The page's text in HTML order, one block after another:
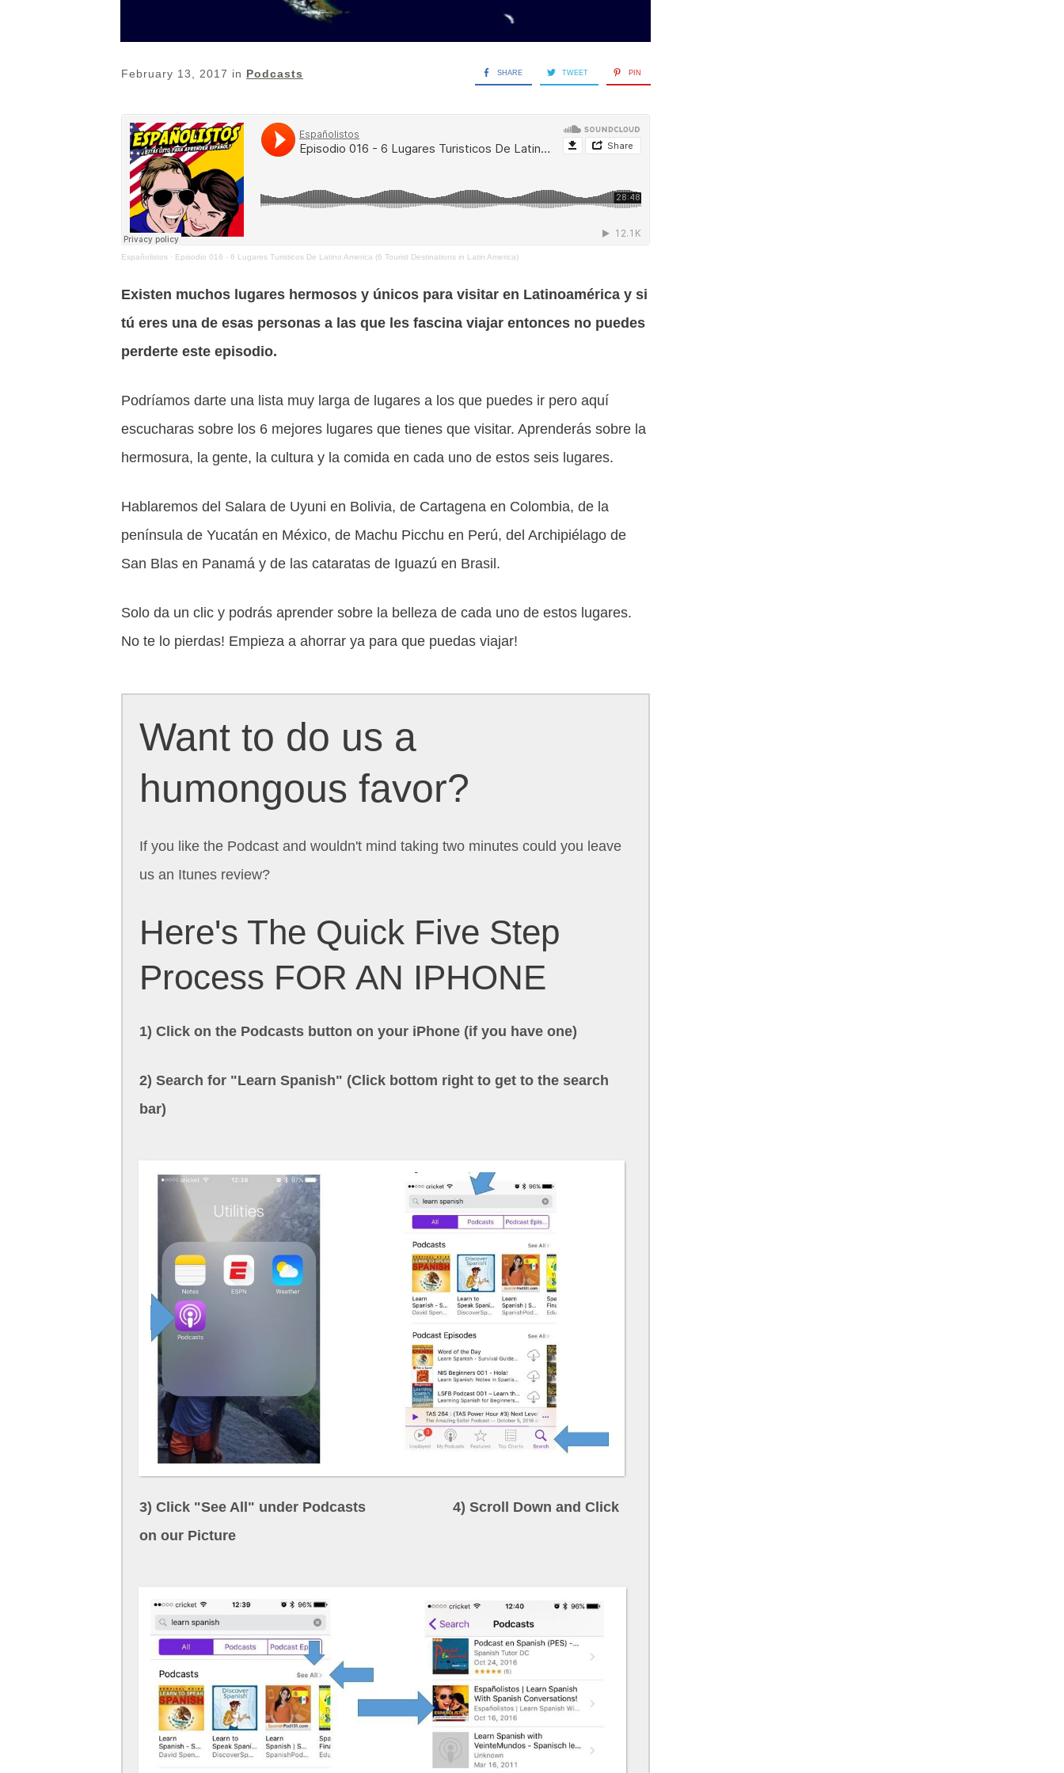
February 13, 2017 in Podcasts SHARE TWEET PIN
Españolistos · Episodio 016 - 6 Lugares Turisticos De Latino America (6 Tourist Destinations in Latin America)
Existen muchos lugares hermosos y únicos para visitar en Latinoamérica y si
tú eres una de esas personas a las que les fascina viajar entonces no puedes
perderte este episodio.
Podríamos darte una lista muy larga de lugares a los que puedes ir pero aquí
escucharas sobre los 6 mejores lugares que tienes que visitar. Aprenderás sobre la
hermosura, la gente, la cultura y la comida en cada uno de estos seis lugares.
Hablaremos del Salara de Uyuni en Bolivia, de Cartagena en Colombia, de la
península de Yucatán en México, de Machu Picchu en Perú, del Archipiélago de
San Blas en Panamá y de las cataratas de Iguazú en Brasil.
Solo da un clic y podrás aprender sobre la belleza de cada uno de estos lugares.
No te lo pierdas! Empieza a ahorrar ya para que puedas viajar!
Want to do us a
humongous favor?
If you like the Podcast and wouldn't mind taking two minutes could you leave
us an Itunes review?
Here's The Quick Five Step
Process FOR AN IPHONE
1) Click on the Podcasts button on your iPhone (if you have one)
2) Search for "Learn Spanish" (Click bottom right to get to the search
bar)
3) Click "See All" under Podcasts 4) Scroll Down and Click
on our Picture